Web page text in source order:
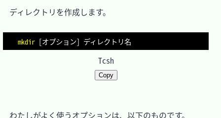
ディレクトリを作成します。
mkdir [オプション]
Tcsh
Copy
わたしがよく使うオプションは、以下のものです。